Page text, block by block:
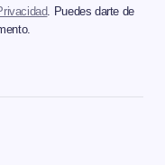
. Puedes darte de